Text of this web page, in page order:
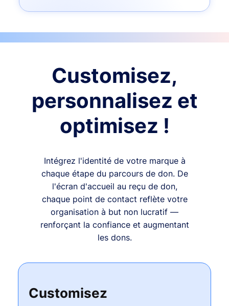
Customisez,
personnalisez et
optimisez !
Intégrez l'identité de votre marque à
chaque étape du parcours de don. De
l'écran d'accueil au reçu de don,
chaque point de contact reflète votre
organisation à but non lucratif —
renforçant la confiance et augmentant
les dons.
Customisez